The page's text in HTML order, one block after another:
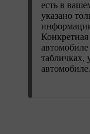
есть в
указано
табличках,
автомобиле.